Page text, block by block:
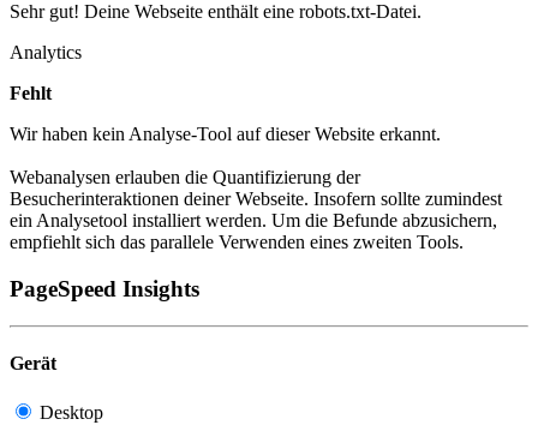
Sehr gut! Deine Webseite enthält eine robots.txt-Datei.
Analytics
Fehlt
Wir haben kein Analyse-Tool auf dieser Website erkannt.
Webanalysen erlauben die Quantifizierung der
Besucherinteraktionen deiner Webseite. Insofern sollte zumindest
ein Analysetool installiert werden. Um die Befunde abzusichern,
empfiehlt sich das parallele Verwenden eines zweiten Tools.
PageSpeed Insights
Gerät
Desktop